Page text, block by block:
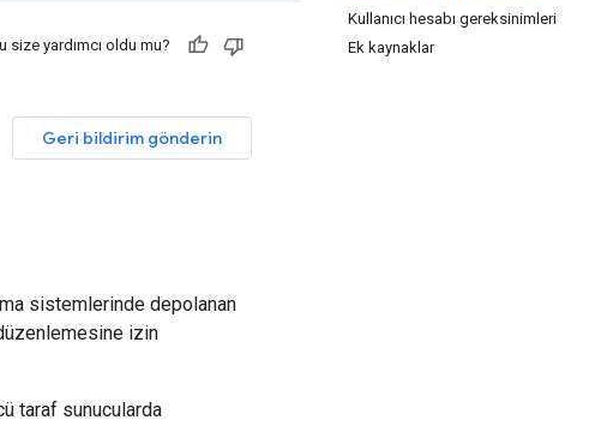
Kullanıcı hesabı gereksinimleri
Ek kaynaklar
size yardımcı oldu mu?
Geri bildirim gönderin
sistemlerinde depolanan
izin
taraf sunucularda